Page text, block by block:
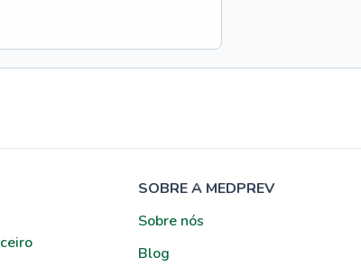
SOBRE A MEDPREV
Sobre nós
Blog